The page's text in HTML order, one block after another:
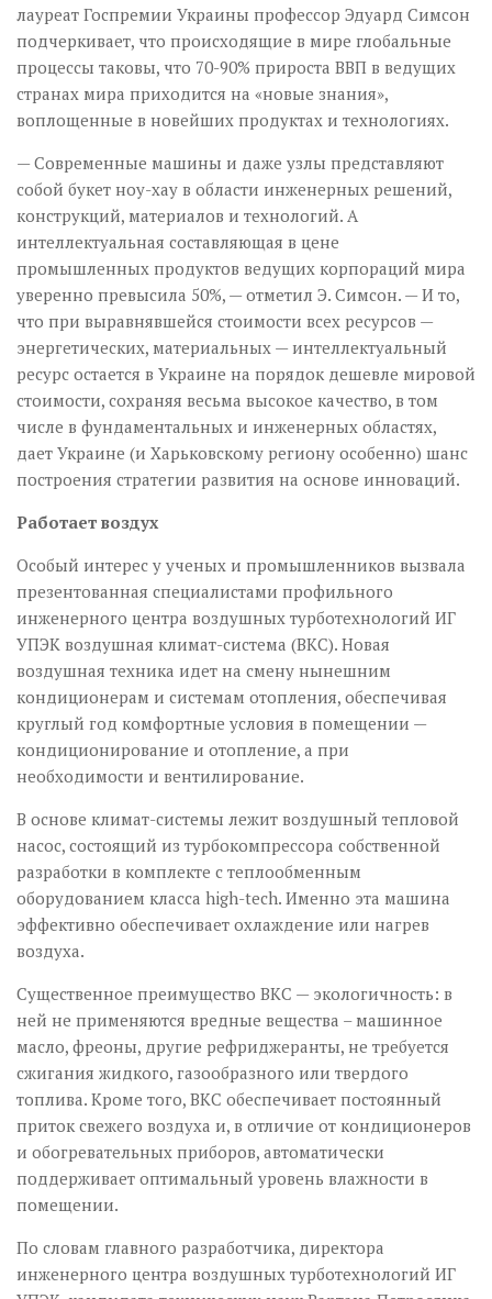
лауреат Госпремии Украины профессор Эдуард Симсон
подчеркивает, что происходящие в мире глобальные
процессы таковы, что 70-90% прироста ВВП в ведущих
странах мира приходится на «новые знания»,
воплощенные в новейших продуктах и технологиях.
— Современные машины и даже узлы представляют
собой букет ноу-хау в области инженерных решений,
конструкций, материалов и технологий. А
интеллектуальная составляющая в цене
промышленных продуктов ведущих корпораций мира
уверенно превысила 50%, — отметил Э. Симсон. — И то,
что при выравнявшейся стоимости всех ресурсов —
энергетических, материальных — интеллектуальный
ресурс остается в Украине на порядок дешевле мировой
стоимости, сохраняя весьма высокое качество, в том
числе в фундаментальных и инженерных областях,
дает Украине (и Харьковскому региону особенно) шанс
построения стратегии развития на основе инноваций.
Работает воздух
Особый интерес у ученых и промышленников вызвала
презентованная специалистами профильного
инженерного центра воздушных турботехнологий ИГ
УПЭК воздушная климат-система (ВКС). Новая
воздушная техника идет на смену нынешним
кондиционерам и системам отопления, обеспечивая
круглый год комфортные условия в помещении —
кондиционирование и отопление, а при
необходимости и вентилирование.
В основе климат-системы лежит воздушный тепловой
насос, состоящий из турбокомпрессора собственной
разработки в комплекте с теплообменным
оборудованием класса high-tech. Именно эта машина
эффективно обеспечивает охлаждение или нагрев
воздуха.
Существенное преимущество ВКС — экологичность: в
ней не применяются вредные вещества – машинное
масло, фреоны, другие рефриджеранты, не требуется
сжигания жидкого, газообразного или твердого
топлива. Кроме того, ВКС обеспечивает постоянный
приток свежего воздуха и, в отличие от кондиционеров
и обогревательных приборов, автоматически
поддерживает оптимальный уровень влажности в
помещении.
По словам главного разработчика, директора
инженерного центра воздушных турботехнологий ИГ